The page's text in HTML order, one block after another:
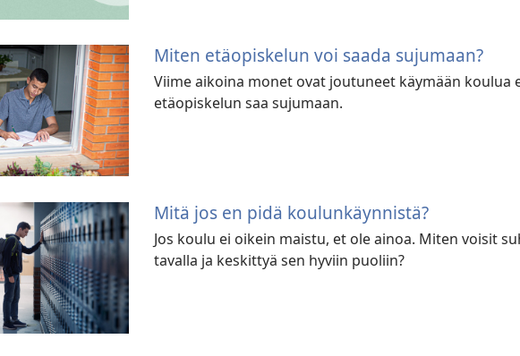
Miten etäopiskelun voi saada sujumaan?
Viime aikoina monet ovat joutuneet käymään koulua
etäopiskelun saa sujumaan.
Mitä jos en pidä koulunkäynnistä?
Jos koulu ei oikein maistu, et ole ainoa. Miten voisit
tavalla ja keskittyä sen hyviin puoliin?